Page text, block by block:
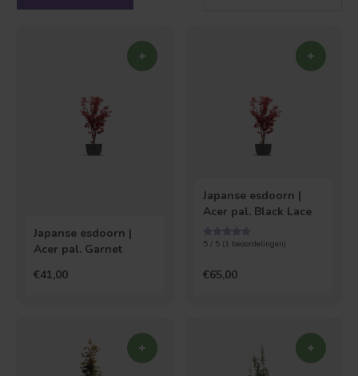
Japanse esdoorn |
Acer pal. Garnet
€41,00
Japanse esdoorn |
Acer pal. Black Lace
5 / 5 (1 beoordelingen)
€65,00